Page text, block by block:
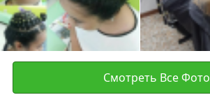
Смотреть Все Фото